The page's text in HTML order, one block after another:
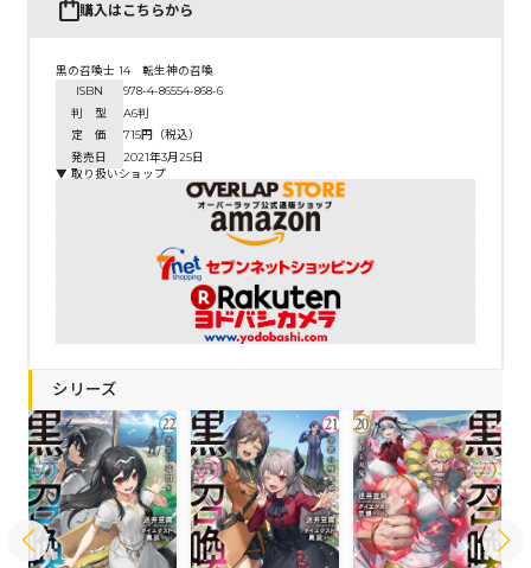
購入はこちらから
黒の召喚士 14 転生神の召喚
ISBN
978-4-86554-868-6
判 型
A6判
定 価
715円（税込）
発売日
2021年3月25日
▼ 取り扱いショップ
シリーズ